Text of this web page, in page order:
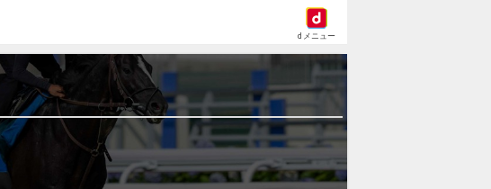
dメニュー